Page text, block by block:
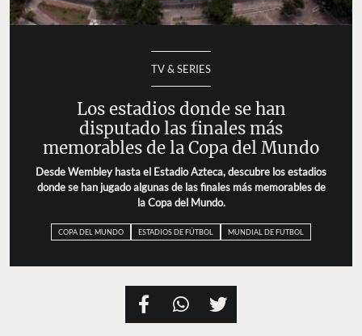
TV & SERIES
Los estadios donde se han
disputado las finales más
memorables de la Copa del Mundo
Desde Wembley hasta el Estadio Azteca, descubre los estadios
donde se han jugado algunas de las finales más memorables de
la Copa del Mundo.
COPA DEL MUNDO ESTADIOS DE FÚTBOL MUNDIAL DE FUTBOL